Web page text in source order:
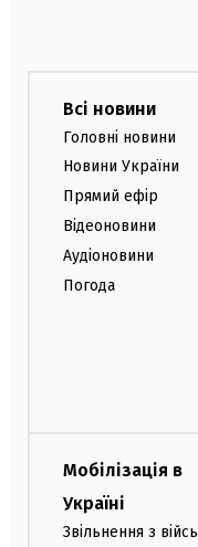
Всі новини
Головні новини
Новини України
Прямий ефір
Відеоновини
Аудіоновини
Погода
Мобілізація в
Україні
Звільнення з